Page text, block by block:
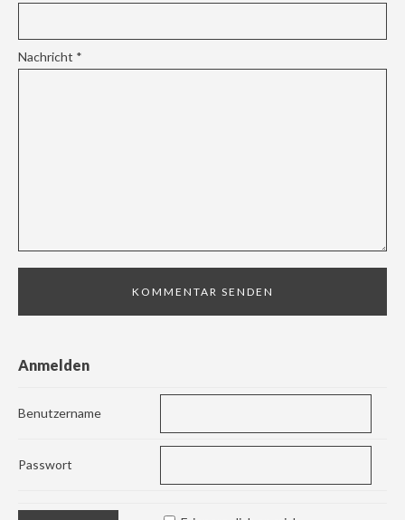
Nachricht *
Anmelden
Benutzername
Passwort